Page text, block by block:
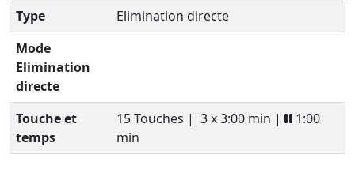
Type
Elimination directe
Mode
Elimination
directe
Touche et
temps
15 Touches | 3 x 3:00 min |
1:00
min